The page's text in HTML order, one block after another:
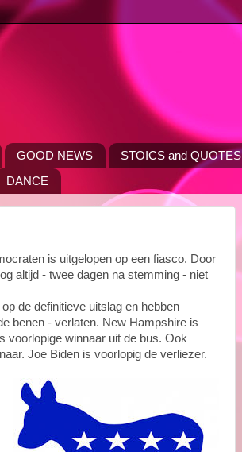
GOOD NEWS STOICS and QUOTES
DANCE
is uitgelopen op een fiasco. Door
altijd - twee dagen na stemming - niet
de definitieve uitslag en hebben
benen - verlaten. New Hampshire is
voorlopige winnaar uit de bus. Ook
Joe Biden is voorlopig de verliezer.